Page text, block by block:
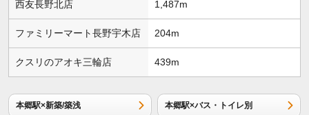
西友長野北店 1,487m
ファミリーマート長野宇木店 204m
クスリのアオキ三輪店 439m
本郷駅×新築/築浅 本郷駅×バス・トイレ別